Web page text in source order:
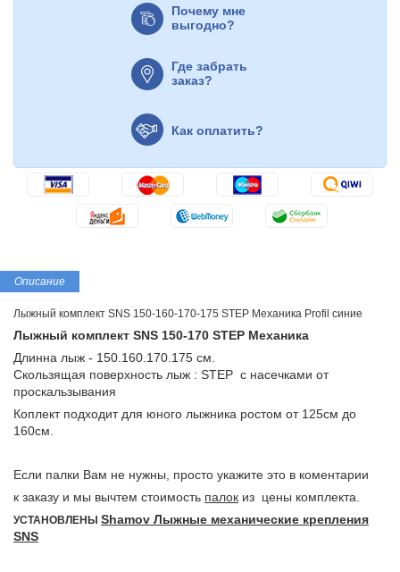
Почему мне
выгодно?
Где забрать
заказ?
Как оплатить?
Описание
Лыжный комплект SNS 150-160-170-175 STEP Механика Profil синие
Лыжный комплект SNS 150-170 STEP Механика
Длинна лыж - 150.160.170.175 см.
Скользящая поверхность лыж : STEP c насечками от
проскальзывания
Коплект подходит для юного лыжника ростом от 125см до
160см.
Если палки Вам не нужны, просто укажите это в коментарии
к заказу и мы вычтем стоимость палок из цены комплекта.
УСТАНОВЛЕНЫ Shamov Лыжные механические крепления
SNS